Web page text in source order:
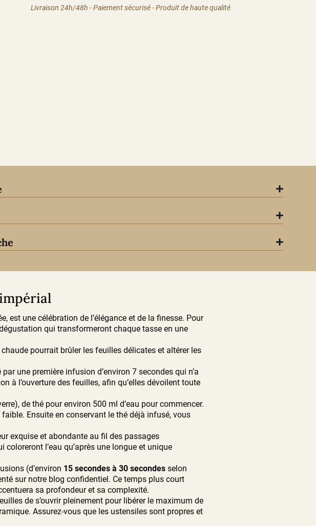
Livraison 24h/48h - Paiement sécurisé - Produit de haute qualité
est une célébration de l’élégance et de la finesse. Pour
qui transformeront chaque tasse en une
chaude pourrait brûler les feuilles délicates et altérer les
une première infusion d’environ 7 secondes qui n’a
à l’ouverture des feuilles, afin qu’elles dévoilent toute
de thé pour environ 500 ml d’eau pour commencer.
faible. Ensuite en conservant le thé déjà infusé, vous
exquise et abondante au fil des passages
l’eau qu’après une longue et unique
(d’environ 15 secondes à 30 secondes selon
sur notre blog confidentiel. Ce temps plus court
sa profondeur et sa complexité.
de s’ouvrir pleinement pour libérer le maximum de
Assurez-vous que les ustensiles sont propres et